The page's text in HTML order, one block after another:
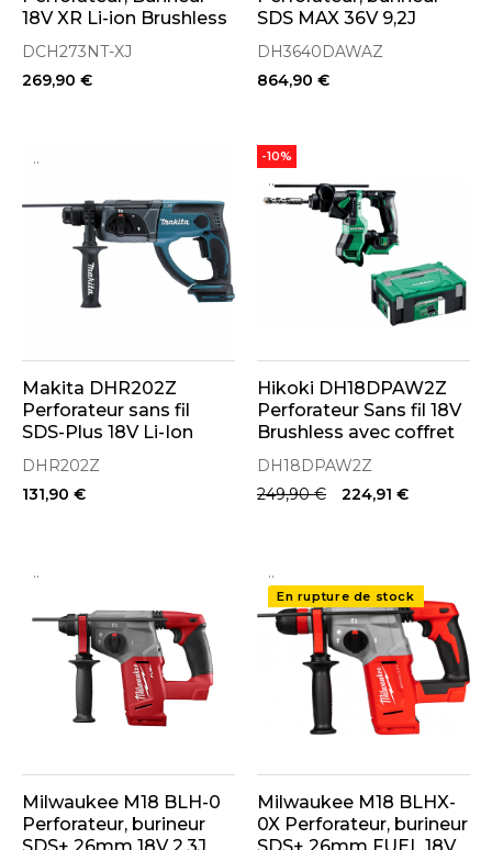
18V XR Li-ion Brushless
(Machine Seule)
DCH273NT-XJ
269,90 €
SDS MAX 36V 9,2J
Brushless 2x4.0Ah avec
coffret de transport
DH3640DAWAZ
864,90 €
..
Makita DHR202Z
Perforateur sans fil
SDS-Plus 18V Li-Ion
20mm
DHR202Z
131,90 €
..
Hikoki DH18DPAW2Z
Perforateur Sans fil 18V
Brushless avec coffret
Hit Case
DH18DPAW2Z
249,90 €
-10%
224,91 €
..
Milwaukee M18 BLH-0
Perforateur, burineur
..
En rupture de stock
Milwaukee M18 BLHX-
0X Perforateur, burineur